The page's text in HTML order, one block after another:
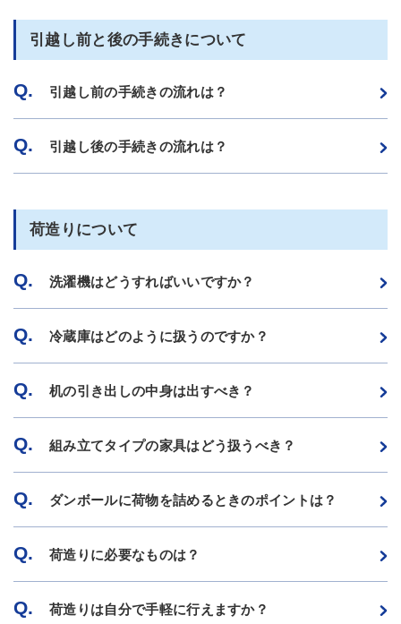
引越し前と後の手続きについて
Q. 引越し前の手続きの流れは？
Q. 引越し後の手続きの流れは？
荷造りについて
Q. 洗濯機はどうすればいいですか？
Q. 冷蔵庫はどのように扱うのですか？
Q. 机の引き出しの中身は出すべき？
Q. 組み立てタイプの家具はどう扱うべき？
Q. ダンボールに荷物を詰めるときのポイントは？
Q. 荷造りに必要なものは？
Q. 荷造りは自分で手軽に行えますか？